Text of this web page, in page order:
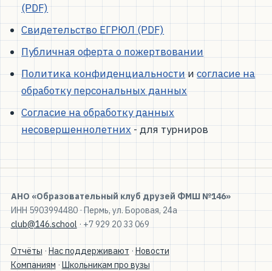
(PDF)
Свидетельство ЕГРЮЛ (PDF)
Публичная оферта о пожертвовании
Политика конфиденциальности исогласие на
обработку персональных данных
Согласие на обработку данных
несовершеннолетних - для турниров
АНО «Образовательный клуб друзей ФМШ №146»
ИНН 5903994480 · Пермь, ул. Боровая, 24а
club@146.school · +7 929 20 33 069
Отчёты · Нас поддерживают · Новости
Компаниям · Школьникам про вузы